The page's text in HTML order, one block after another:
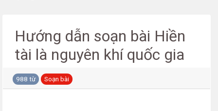
Hướng dẫn soạn bài Hiền
tài là nguyên khí quốc gia
988 từ Soạn bài